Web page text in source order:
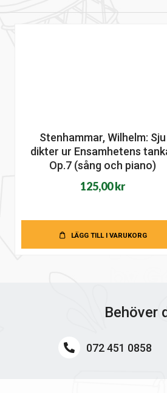
Stenhammar, Wilhelm: Sju
dikter ur Ensamhetens
Op.7 (sång och piano)
125,00kr
LÄGG TILL I VARUKORG
Behöver
072 451 0858